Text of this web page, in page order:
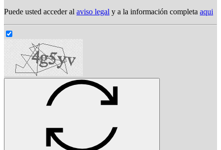
Puede usted acceder al aviso legal y a la información completa aqui